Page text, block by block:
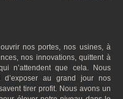
nos portes, nos usines, à
nos innovations, quittent à
n’attendent que cela. Nous
au grand jour nos
tirer profit. Nous avons un